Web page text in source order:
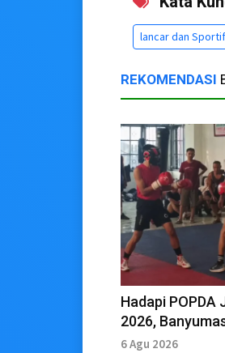
lancar dan Sportif
REKOMENDASI
Hadapi POPDA
2026,
Seleksi Atlet
6 Agu 2026